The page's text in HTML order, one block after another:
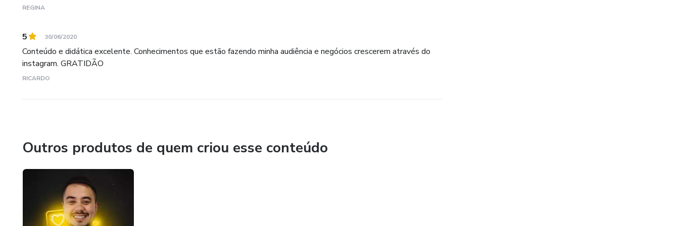
REGINA
5 30/06/2020
Conteúdo e didática excelente. Conhecimentos que estão fazendo minha audiência e negócios crescerem através do
instagram. GRATIDÃO
RICARDO
Outros produtos de quem criou esse conteúdo